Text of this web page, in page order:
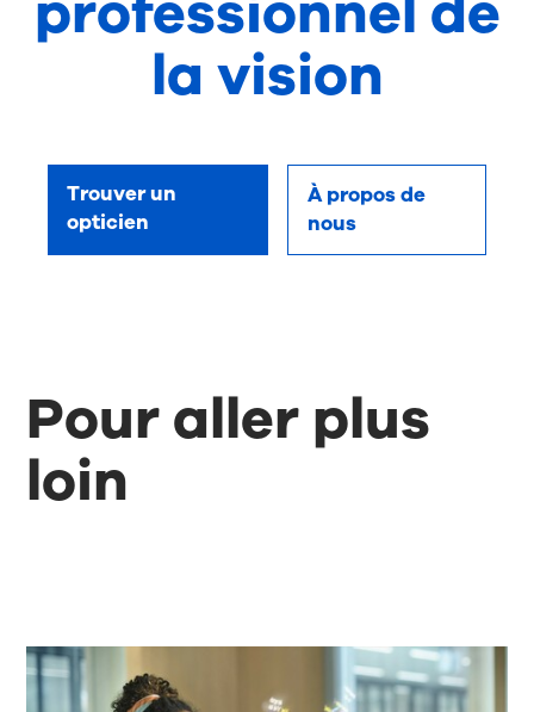
la vision
Trouver un
opticien
À propos de
nous
Pour aller plus
loin